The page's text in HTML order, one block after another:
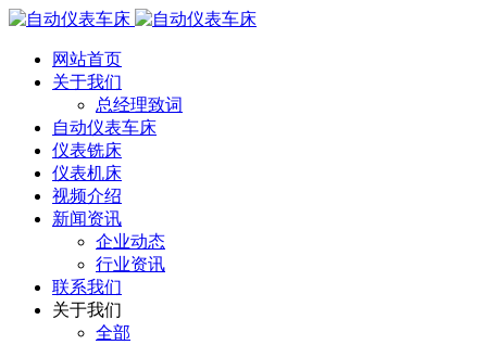
网站首页
关于我们
总经理致词
自动仪表车床
仪表铣床
仪表机床
视频介绍
新闻资讯
企业动态
行业资讯
联系我们
关于我们
全部